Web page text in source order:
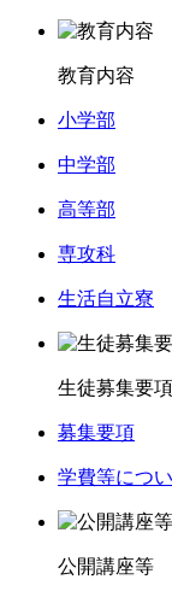
教育内容
小学部
中学部
高等部
専攻科
生活自立寮
生徒募集要項
募集要項
学費等につ
公開講座等